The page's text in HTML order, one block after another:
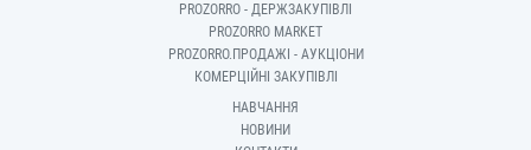
PROZORRO - ДЕРЖЗАКУПІВЛІ
PROZORRO MARKET
PROZORRO.ПРОДАЖІ - АУКЦІОНИ
КОМЕРЦІЙНІ ЗАКУПІВЛІ
НАВЧАННЯ
НОВИНИ